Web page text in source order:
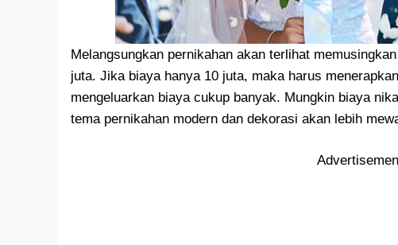
Melangsungkan pernikahan akan terlihat
juta. Jika biaya hanya 10 juta, maka harus
mengeluarkan biaya cukup banyak. Mungkin biaya
tema pernikahan modern dan dekorasi akan lebih